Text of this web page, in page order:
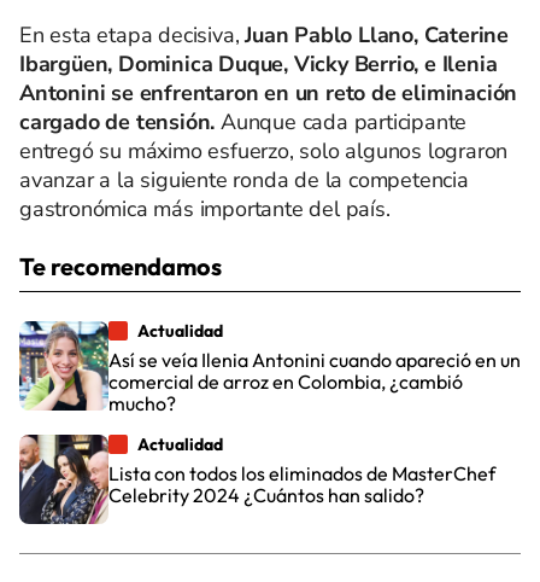
En esta etapa decisiva,Juan Pablo Llano, Caterine
Ibargüen, Dominica Duque, Vicky Berrio, e Ilenia
Antonini se enfrentaron en un reto de eliminación
cargado de tensión. Aunque cada participante
entregó su máximo esfuerzo, solo algunos lograron
avanzar a la siguiente ronda de la competencia
gastronómica más importante del país.
Te recomendamos
Actualidad
Así se veía Ilenia Antonini cuando apareció en un
comercial de arroz en Colombia, ¿cambió
mucho?
Actualidad
Lista con todos los eliminados de MasterChef
Celebrity 2024 ¿Cuántos han salido?